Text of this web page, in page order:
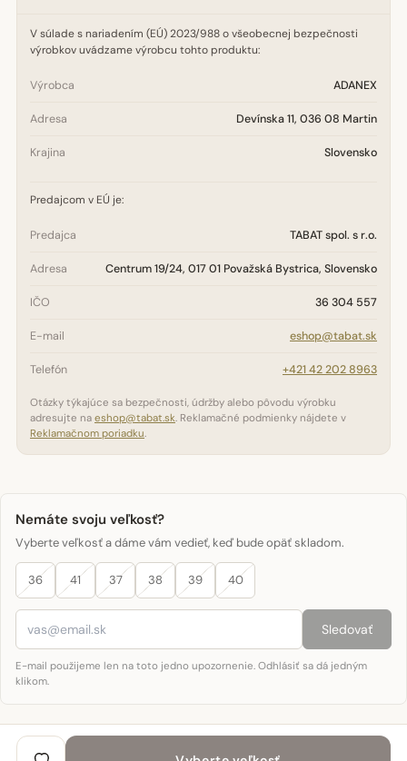
V súlade s nariadením (EÚ) 2023/988 o všeobecnej bezpečnosti
výrobkov uvádzame výrobcu tohto produktu:
Výrobca ADANEX
Adresa Devínska 11, 036 08 Martin
Krajina Slovensko
Predajcom v EÚ je:
Predajca TABAT spol. s r.o.
Adresa Centrum 19/24, 017 01 Považská Bystrica, Slovensko
IČO 36 304 557
E-mail eshop@tabat.sk
Telefón +421 42 202 8963
Otázky týkajúce sa bezpečnosti, údržby alebo pôvodu výrobku
adresujte na eshop@tabat.sk. Reklamačné podmienky nájdete v
Reklamačnom poriadku.
Nemáte svoju veľkosť?
Vyberte veľkosť a dáme vám vedieť, keď bude opäť skladom.
36 41 37 38 39 40
Sledovať
E-mail použijeme len na toto jedno upozornenie. Odhlásiť sa dá jedným
klikom.